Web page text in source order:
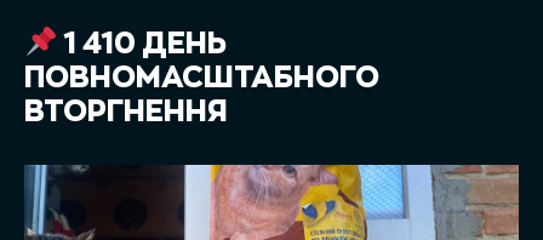
1 410 ДЕНЬ
ПОВНОМАСШТАБНОГО
ВТОРГНЕННЯ